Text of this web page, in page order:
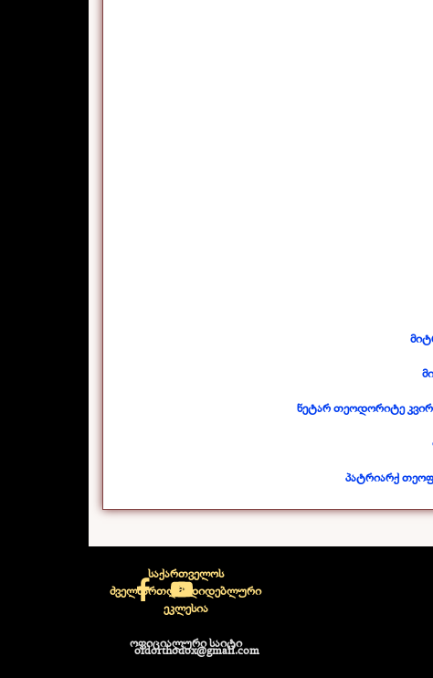
ნეტარ თეოდორიტე
პატრიარქ
საქართველოს
ძველმართლმადიდებლური
ეკლესია
ოფიციალური საიტი
oldorthodox@gmail.com